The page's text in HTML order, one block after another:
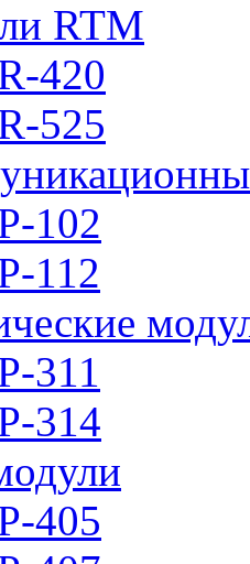
RTM
420
525
102
112
311
314
405